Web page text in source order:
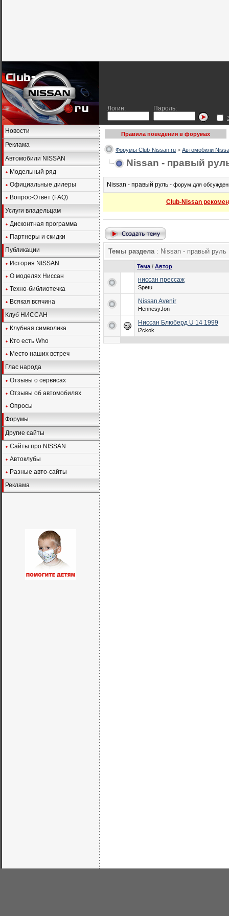
Логин: Пароль:
Новости
Реклама
Автомобили NISSAN
Модельный ряд
Официальные дилеры
Вопрос-Ответ (FAQ)
Услуги владельцам
Дисконтная программа
Партнеры и скидки
Публикации
История NISSAN
О моделях Ниссан
Техно-библиотечка
Всякая всячина
Клуб НИССАН
Клубная символика
Кто есть Who
Место наших встреч
Глас народа
Отзывы о сервисах
Отзывы об автомобилях
Опросы
Форумы
Другие сайты
Сайты про NISSAN
Автоклубы
Разные авто-сайты
Реклама
Правила поведения в форумах
Форумы Club-Nissan.ru > Автомобили
Nissan - правый
Nissan - правый руль - форум для
Club-Nissan
Темы раздела: Nissan - правый руль
Тема / Автор
ниссан прессаж
Spetu
Nissan Avenir
HennesyJon
Ниссан Блюберд U 14 1999
i2ckok